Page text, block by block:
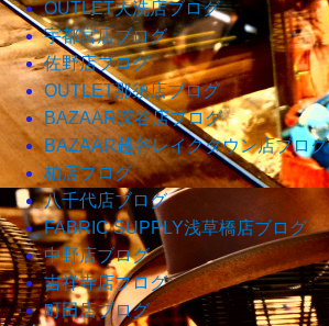
OUTLET大洗店ブログ
宇都宮店ブログ
佐野店ブログ
OUTLET那須店ブログ
BAZAAR深谷店ブログ
BAZAAR越谷レイクタウン店ブログ
柏店ブログ
八千代店ブログ
FABRIC SUPPLY浅草橋店ブログ
中野店ブログ
吉祥寺店ブログ
町田店ブログ